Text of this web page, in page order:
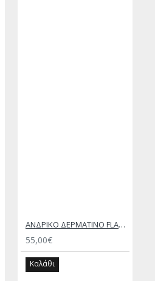
ΑΝΔΡΙΚΟ ΔΕΡΜΑΤΙΝΟ FLAT ΣΑΝΔΑΛΙ ΜΑΥΡΟ ΑΧΙΛΛΕΑΣ
55,00€
Καλάθι